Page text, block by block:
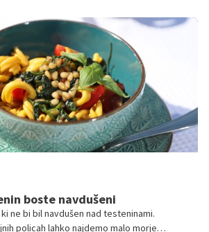
pred njimi ubranimo tudi sami. V kolikor
in odličen nivo energije, brez
in zimi zagotovo ne bo šlo.
boste navdušeni
ne bi bil navdušen nad testeninami.
policah lahko najdemo malo morje